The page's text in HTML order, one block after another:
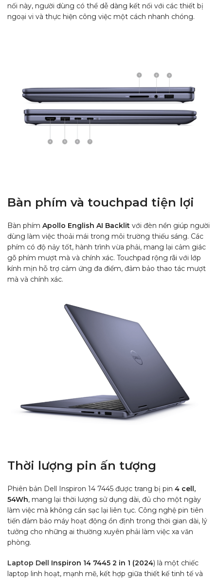
nối này, người dùng có thể dễ dàng kết nối với các thiết bị
ngoại vi và thực hiện công việc một cách nhanh chóng.
Bàn phím và touchpad tiện lợi
Bàn phím Apollo English AI Backlit với đèn nền giúp người
dùng làm việc thoải mái trong môi trường thiếu sáng. Các
phím có độ nảy tốt, hành trình vừa phải, mang lại cảm giác
gõ phím mượt mà và chính xác. Touchpad rộng rãi với lớp
kính mịn hỗ trợ cảm ứng đa điểm, đảm bảo thao tác mượt
mà và chính xác.
Thời lượng pin ấn tượng
Phiên bản Dell Inspiron 14 7445 được trang bị pin 4 cell,
54Wh, mang lại thời lượng sử dụng dài, đủ cho một ngày
làm việc mà không cần sạc lại liên tục. Công nghệ pin tiên
tiến đảm bảo máy hoạt động ổn định trong thời gian dài, lý
tưởng cho những ai thường xuyên phải làm việc xa văn
phòng.
Laptop Dell Inspiron 14 7445 2 in 1 (2024) là một chiếc
laptop linh hoạt, mạnh mẽ, kết hợp giữa thiết kế tinh tế và